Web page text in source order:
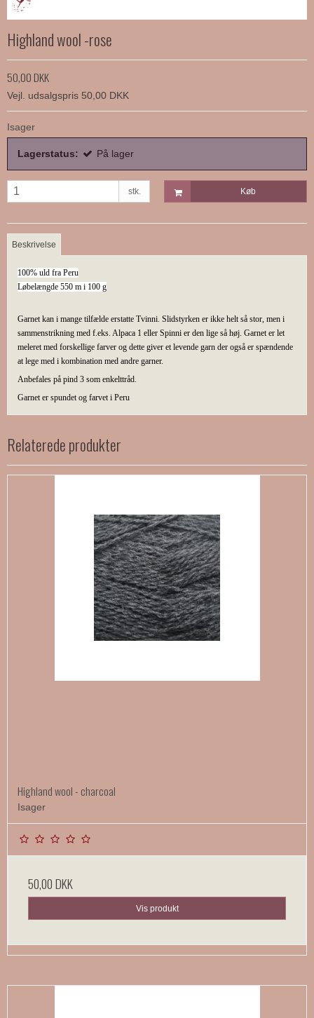
Highland wool -rose
50,00 DKK
Vejl. udsalgspris 50,00 DKK
Isager
Lagerstatus: På lager
stk. Køb
Beskrivelse
100% uld fra Peru
Løbelængde 550 m i 100 g
Garnet kan i mange tilfælde erstatte Tvinni. Slidstyrken er ikke helt så stor, men i
sammenstrikning med f.eks. Alpaca 1 eller Spinni er den lige så høj. Garnet er let
meleret med forskellige farver og dette giver et levende garn der også er spændende
at lege med i kombination med andre garner.
Anbefales på pind 3 som enkelttråd.
Garnet er spundet og farvet i Peru
Relaterede produkter
Highland wool - charcoal
Isager
50,00 DKK
Vis produkt